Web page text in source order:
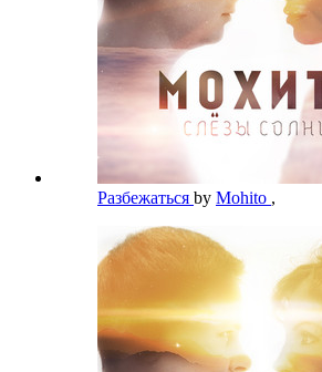
Разбежаться by Mohito ,